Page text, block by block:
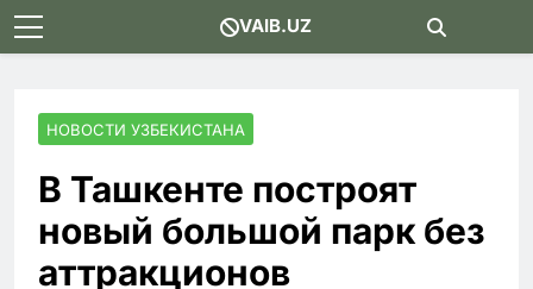
Skip
to
VAIB.UZ
НОВОСТИ УЗБЕКИСТАНА
В Ташкенте построят
новый большой парк без
аттракционов